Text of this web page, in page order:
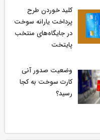
کلید خوردن طرح
پرداخت یارانه سوخت
در جایگاه‌های منتخب
پایتخت
وضعیت صدور آنی
کارت سوخت به کجا
رسید؟